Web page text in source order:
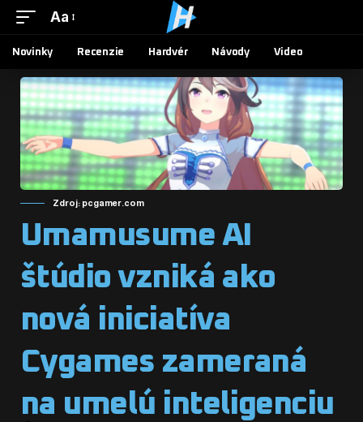
Aa
Novinky Recenzie Hardvér Návody Video
Zdroj: pcgamer.com
Umamusume AI
štúdio vzniká ako
nová iniciatíva
Cygames zameraná
na umelú inteligenciu